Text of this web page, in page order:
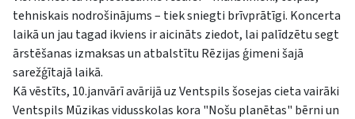
tehniskais nodrošinājums – tiek sniegti brīvprātīgi. Koncerta
laikā un jau tagad ikviens ir aicināts ziedot, lai palīdzētu segt
ārstēšanas izmaksas un atbalstītu Rēzijas ģimeni šajā
sarežģītajā laikā.
Kā vēstīts, 10.janvārī avārijā uz Ventspils šosejas cieta vairāki
Ventspils Mūzikas vidusskolas kora "Nošu planētas" bērni un